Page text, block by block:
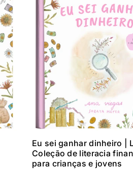
Adicionar Ao
Eu sei ganhar dinheiro |
Coleção de literacia
para crianças e jovens